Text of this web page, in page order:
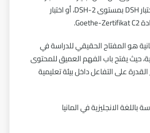
المعتمدة مثل اختبار DSH بمستوى DSH-2، أو اختبار
هو المفتاح الحقيقي للدراسة في
حيث يفتح باب الفهم العميق للمحتوى
على التفاعل داخل بيئة تعليمية
باللغة الانجليزية في المانيا